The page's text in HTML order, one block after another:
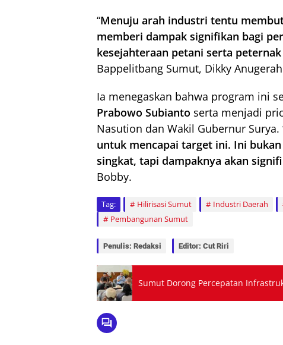
“Menuju arah industri tentu
memberi dampak signifikan bagi
kesejahteraan petani serta
Bappelitbang Sumut, Dikky
Ia menegaskan bahwa program ini
Prabowo Subianto serta menjadi
Nasution dan Wakil Gubernur Surya.
untuk mencapai target ini. Ini
singkat, tapi dampaknya akan
Bobby.
Tag: Hilirisasi Sumut Industri Daerah
Pembangunan Sumut
Penulis: Redaksi Editor: Cut Riri
Sumut Dorong Percepatan